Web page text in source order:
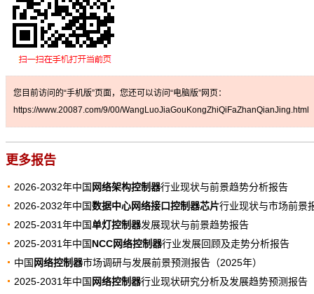
您目前访问的“手机版”页面，您还可以访问“电脑版”网页：
https://www.20087.com/9/00/WangLuoJiaGouKongZhiQiFaZhanQianJing.html
更多报告
2026-2032年中国 网络架构控制器行业现状与前景趋势分析报告
2026-2032年中国数据中心网络接口控制器芯片行业现状与市场前景
2025-2031年中国单灯控制器发展现状与前景趋势报告
2025-2031年中国NCC网络控制器行业发展回顾及走势分析报告
中国 网络控制器市场调研与发展前景预测报告（2025年）
2025-2031年中国 网络控制器行业现状研究分析及发展趋势预测报告